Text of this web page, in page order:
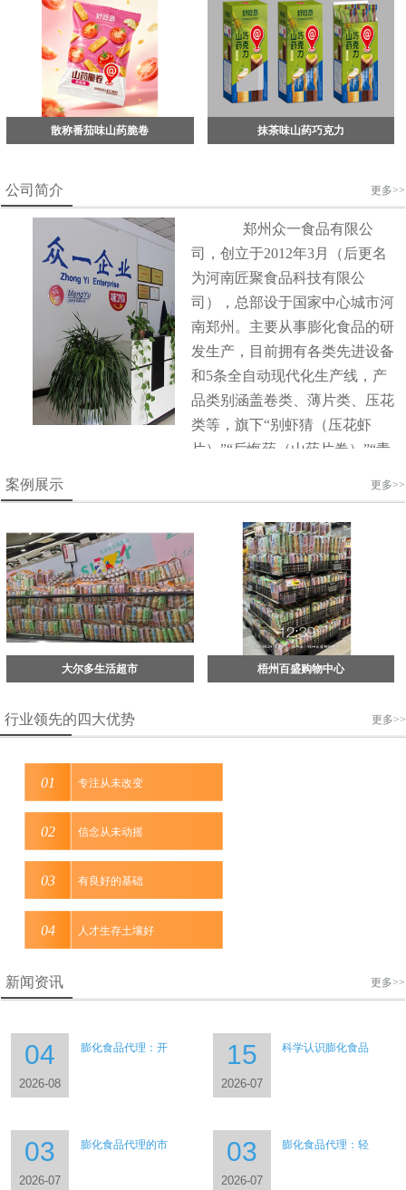
散称番茄味山药脆卷 抹茶味山药巧克力
公司简介 更多>>
郑州众一食品有限公
司，创立于2012年3月（后更名
为河南匠聚食品科技有限公
司），总部设于国家中心城市河
南郑州。主要从事膨化食品的研
发生产，目前拥有各类先进设备
和5条全自动现代化生产线，产
品类别涵盖卷类、薄片类、压花
类等，旗下“别虾猜（压花虾
片）”“后悔药（山药片卷）”“青
业在做大做强的同时，始终秉
持“责任、价值、共赢”的经营理
念，用责任指引方向，用行动成
就价值，用共赢衡量高度。“君
子务本，本立而道生”。众一人
相信，唯有此，才能成为行业标
准，“做好吃的膨化食品”，才能
案例展示 更多>>
大尔多生活超市 梧州百盛购物中心
行业领先的四大优势 更多>>
专注从未改变
信念从未动摇
有良好的基础
人才生存土壤好
新闻资讯 更多>>
04
2026-08
膨化食品代理：开 15
2026-07
科学认识膨化食品
03
2026-07
膨化食品代理的市 03
2026-07
膨化食品代理：轻